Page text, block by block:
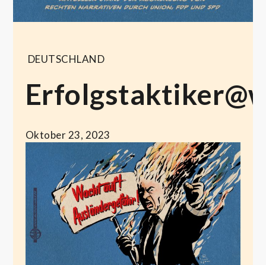
DEUTSCHLAND
Oktober 23, 2023